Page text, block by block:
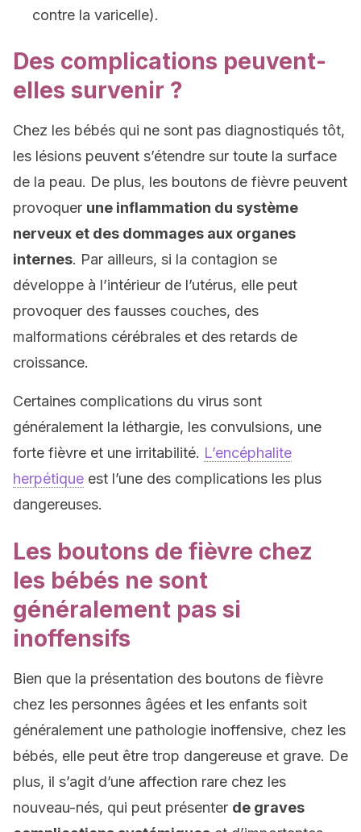
contre la varicelle).
Des complications peuvent-
elles survenir ?
Chez les bébés qui ne sont pas diagnostiqués tôt,
les lésions peuvent s’étendre sur toute la surface
de la peau. De plus, les boutons de fièvre peuvent
provoquer une inflammation du système
nerveux et des dommages aux organes
internes. Par ailleurs, si la contagion se
développe à l’intérieur de l’utérus, elle peut
provoquer des fausses couches, des
malformations cérébrales et des retards de
croissance.
Certaines complications du virus sont
généralement la léthargie, les convulsions, une
forte fièvre et une irritabilité. L’encéphalite
herpétique est l’une des complications les plus
dangereuses.
Les boutons de fièvre chez
les bébés ne sont
généralement pas si
inoffensifs
Bien que la présentation des boutons de fièvre
chez les personnes âgées et les enfants soit
généralement une pathologie inoffensive, chez les
bébés, elle peut être trop dangereuse et grave. De
plus, il s’agit d’une affection rare chez les
nouveau-nés, qui peut présenter de graves